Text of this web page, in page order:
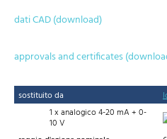
dati CAD (download)
approvals and certificates
sostituito da
1 x analogico 4-20 mA + 0-
10 V